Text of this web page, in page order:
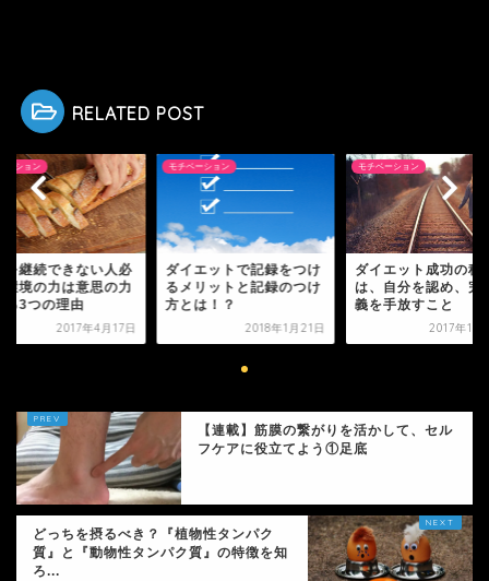
RELATED POST
できない人必
力は意思の力
理由
2017年4月17日
モチベーション
ダイエットで記録をつけ
るメリットと記録のつけ
方とは！？
2018年1月21日
モチベーション
ダイエット成功の秘訣
は、自分を認め、完璧主
義を手放すこと
2017年10月13日
【連載】筋膜の繋がりを活かして、セル
フケアに役立てよう①足底
どっちを摂るべき？『植物性タンパク
質』と『動物性タンパク質』の特徴を知
ろ...